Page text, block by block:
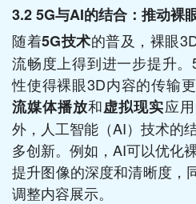
3.25G与AI的结合：推动裸
随着5G技术的普及，裸眼
流畅度上得到进一步提升
性使得裸眼3D内容的传输
流媒体播放和虚拟现实应
外，人工智能（AI）技术的
多创新。例如，AI可以优化
提升图像的深度和清晰度，
调整内容展示。